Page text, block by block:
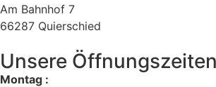
Am Bahnhof 7
66287 Quierschied
Unsere Öffnungszeiten
Montag :